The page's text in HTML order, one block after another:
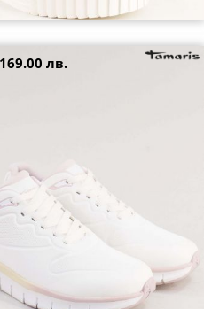
сникърси Tamaris в бял цвят на
лв.